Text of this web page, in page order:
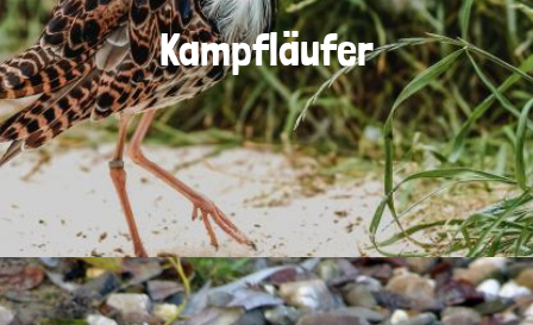
Kampfläufer